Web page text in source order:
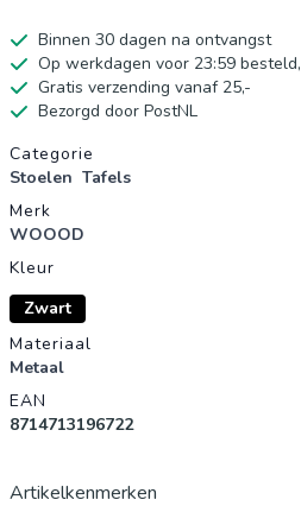
Binnen 30 dagen na ontvangst
Op werkdagen voor 23:59 besteld,
Gratis verzending vanaf 25,-
Bezorgd door PostNL
Productgegevens
Categorie
Stoelen Tafels
Merk
WOOOD
Kleur
Zwart
Materiaal
Metaal
EAN
8714713196722
Artikelkenmerken